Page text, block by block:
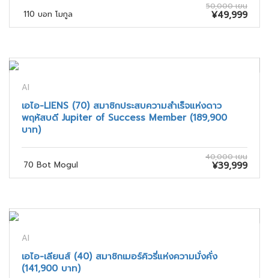
110 บอท โมกูล
50,000 เยน
¥49,999
AI
เอไอ-LIENS (70) สมาชิกประสบความสำเร็จแห่งดาว
พฤหัสบดี Jupiter of Success Member (189,900
บาท)
70 Bot Mogul
40,000 เยน
¥39,999
AI
เอไอ-เลียนส์ (40) สมาชิกเมอร์คิวรี่แห่งความมั่งคั่ง
(141,900 บาท)